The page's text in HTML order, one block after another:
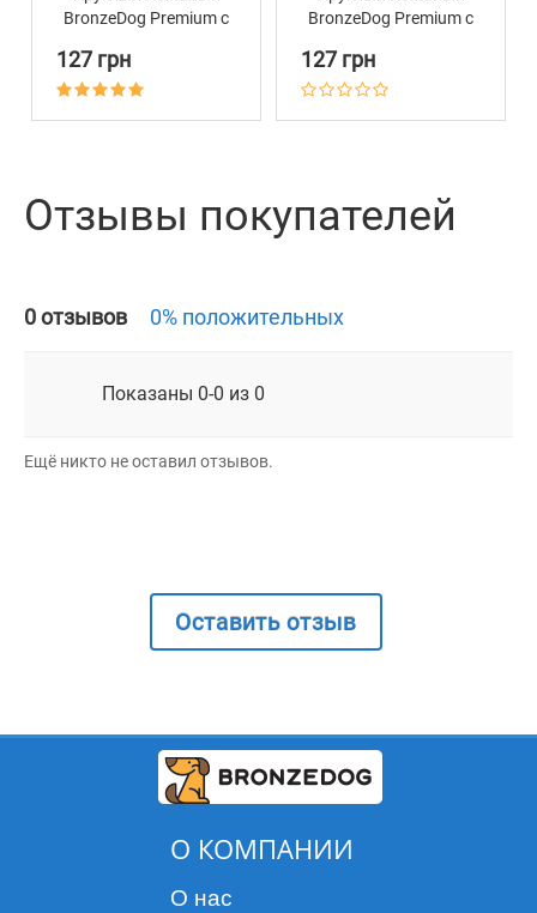
BronzeDog Premium с
Фурнитурой Голубой
127 грн
BronzeDog Premium с
Фурнитурой
Оливковый
127 грн
Отзывы покупателей
0 отзывов 0% положительных
Показаны 0-0 из 0
Ещё никто не оставил отзывов.
Оставить отзыв
О КОМПАНИИ
О нас